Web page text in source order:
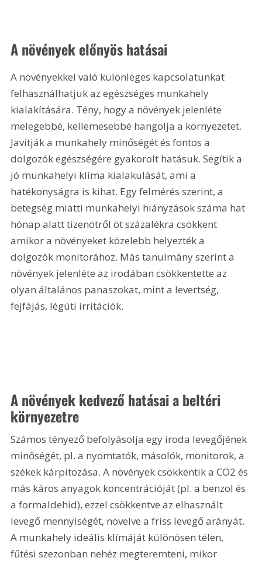
A növények előnyös hatásai
A növényekkel való különleges kapcsolatunkat
felhasználhatjuk az egészséges munkahely
kialakítására. Tény, hogy a növények jelenléte
melegebbé, kellemesebbé hangolja a környezetet.
Javítják a munkahely minőségét és fontos a
dolgozók egészségére gyakorolt hatásuk. Segítik a
jó munkahelyi klíma kialakulását, ami a
hatékonyságra is kihat. Egy felmérés szerint, a
betegség miatti munkahelyi hiányzások száma hat
hónap alatt tizenötről öt százalékra csökkent
amikor a növényeket közelebb helyezték a
dolgozók monitorához. Más tanulmány szerint a
növények jelenléte az irodában csökkentette az
olyan általános panaszokat, mint a levertség,
fejfájás, légúti irritációk.
A növények kedvező hatásai a beltéri
környezetre
Számos tényező befolyásolja egy iroda levegőjének
minőségét, pl. a nyomtatók, másolók, monitorok, a
székek kárpitozása. A növények csökkentik a CO2 és
más káros anyagok koncentrációját (pl. a benzol és
a formaldehid), ezzel csökkentve az elhasznált
levegő mennyiségét, növelve a friss levegő arányát.
A munkahely ideális klímáját különösen télen,
fűtési szezonban nehéz megteremteni, mikor